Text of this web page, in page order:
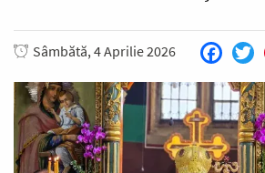
Sâmbătă, 4 Aprilie 2026